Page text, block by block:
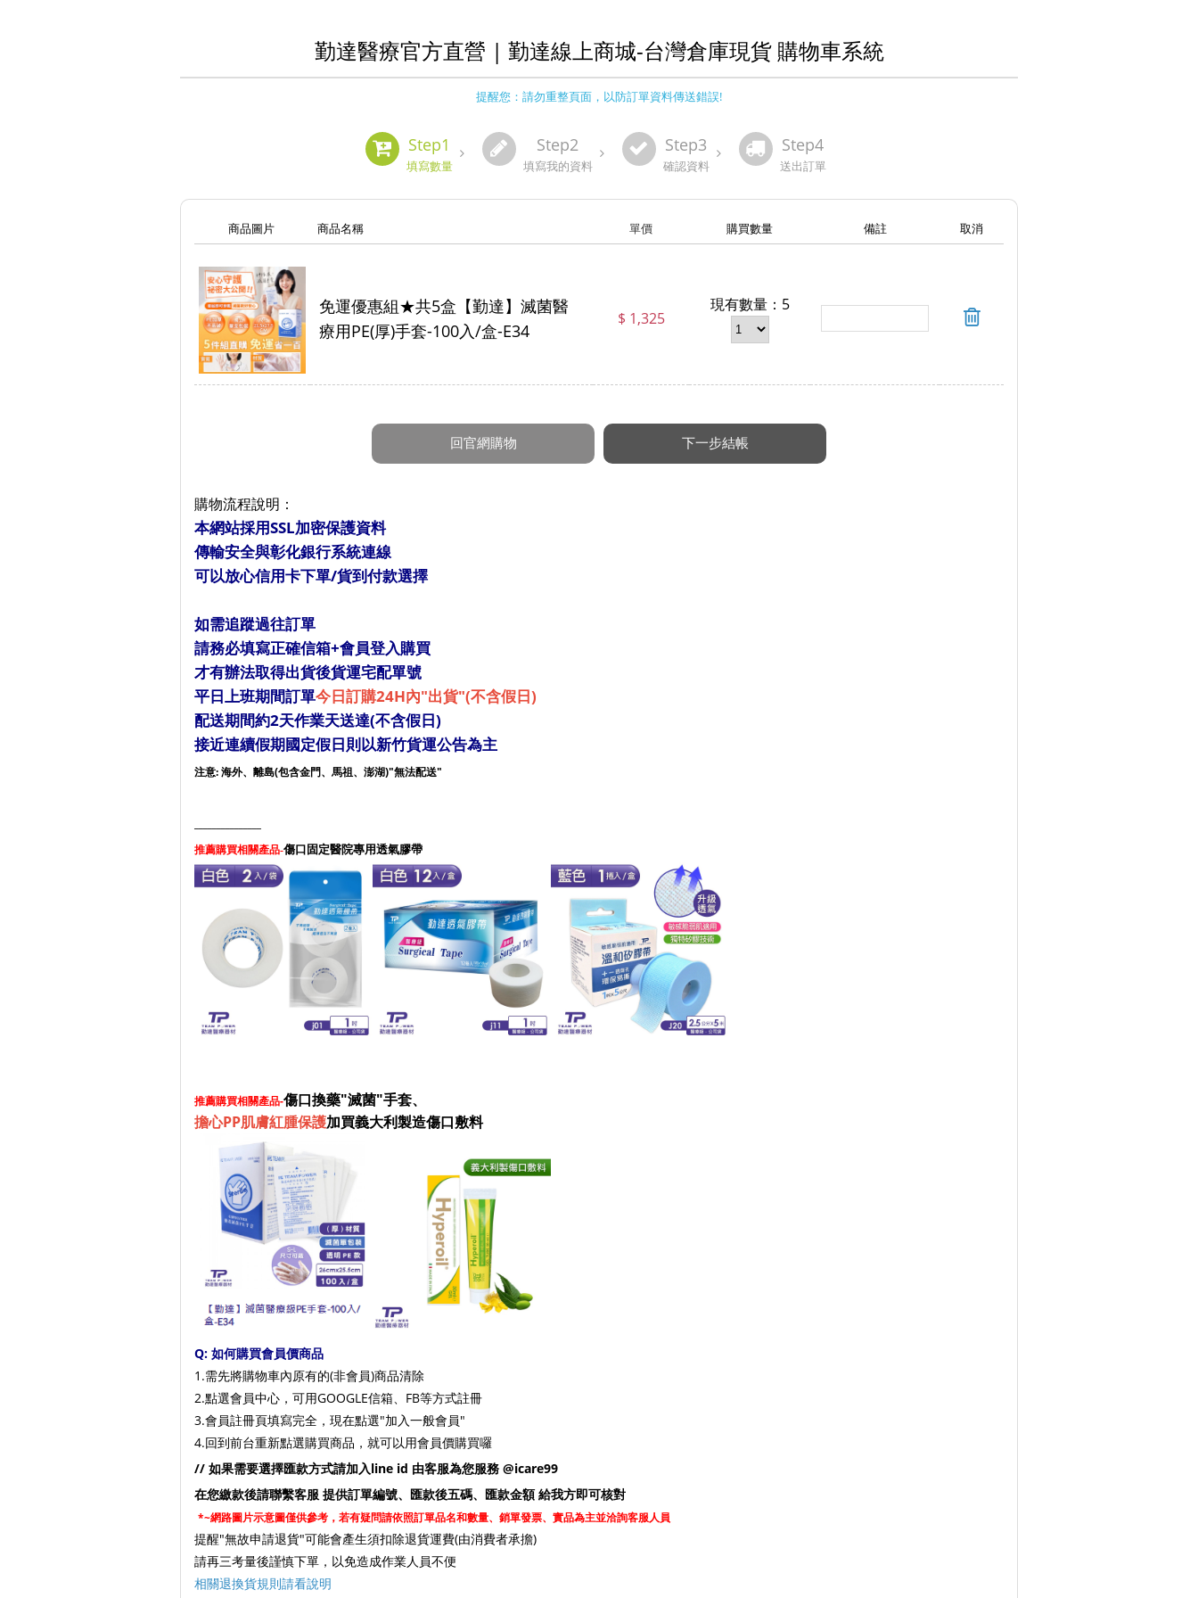
勤達醫療官方直營 | 勤達線上商城-台灣倉庫現貨 購物車系統
提醒您：請勿重整頁面，以防訂單資料傳送錯誤!
Step1
填寫數量
Step2
填寫我的資料
Step3
確認資料
Step4
送出訂單
商品圖片 商品名稱 單價 購買數量 備註 取消
免運優惠組★共5盒【勤達】滅菌醫
療用PE(厚)手套-100入/盒-E34
$ 1,325
現有數量：5
購物流程說明：
本網站採用SSL加密保護資料
傳輸安全與彰化銀行系統連線
可以放心信用卡下單/貨到付款選擇
如需追蹤過往訂單
請務必填寫正確信箱+會員登入購買
才有辦法取得出貨後貨運宅配單號
平日上班期間訂單今日訂購24H內"出貨"(不含假日)
配送期間約2天作業天送達(不含假日)
接近連續假期國定假日則以新竹貨運公告為主
注意: 海外、離島(包含金門、馬祖、澎湖)"無法配送"
推薦購買相關產品-傷口固定醫院專用透氣膠帶
推薦購買相關產品-傷口換藥"滅菌"手套、
擔心PP肌膚紅腫保護加買義大利製造傷口敷料
Q: 如何購買會員價商品
1.需先將購物車內原有的(非會員)商品清除
2.點選會員中心，可用GOOGLE信箱、FB等方式註冊
3.會員註冊頁填寫完全，現在點選"加入一般會員"
4.回到前台重新點選購買商品，就可以用會員價購買囉
// 如果需要選擇匯款方式請加入line id 由客服為您服務 @icare99
在您繳款後請聯繫客服 提供訂單編號、匯款後五碼、匯款金額 給我方即可核對
*~網路圖片示意圖僅供參考，若有疑問請依照訂單品名和數量、銷單發票、實品為主並洽詢客服人員
提醒"無故申請退貨"可能會產生須扣除退貨運費(由消費者承擔)
請再三考量後謹慎下單，以免造成作業人員不便
相關退換貨規則請看說明